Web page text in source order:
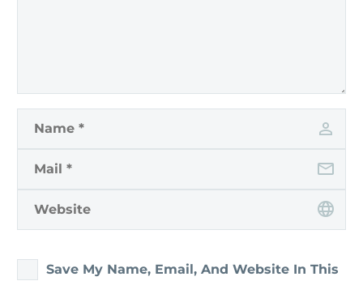
Save My Name, Email, And Website In This